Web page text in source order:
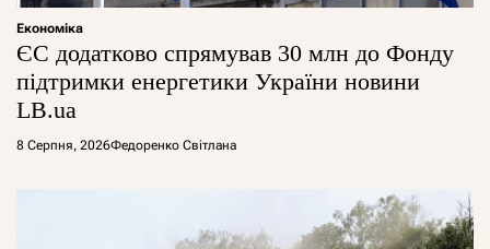
Економіка
ЄС додатково спрямував 30 млн до Фонду
підтримки енергетики України новини
LB.ua
8 Серпня, 2026Федоренко Світлана